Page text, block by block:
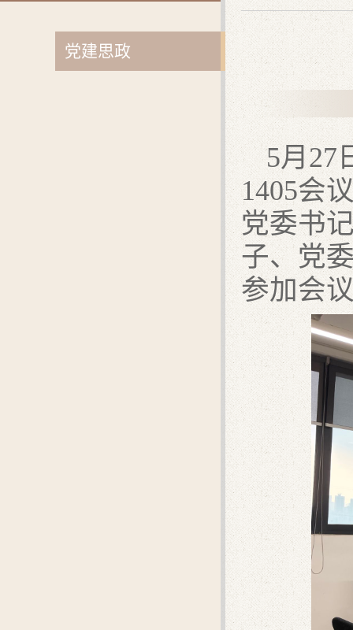
党建思政
5月27
1405会
党委书
子、党
参加会